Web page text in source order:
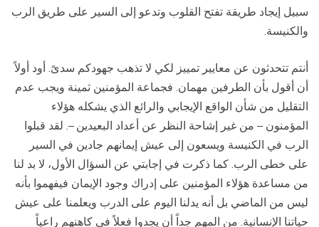
سبيل إيجاد طريقة تفتح القلوب وتدعو إلى السير على طريق الرب
والكنيسة.
أنتم تتحدثون عن معايير تمييز لكي لا تذهب جهودكم سدىً. أود أولاً
أن أقول بأن الطرفين مهمان. فجماعة المؤمنين ثمينة ويجب عدم
التقليل من شأن الواقع الإيجابي والرائع الذي يشكله هؤلاء
المؤمنون – من غير إشاحة النظر عن أعداد البعيدين –. لقد قبلوا
الرب في الكنيسة ويسعون إلى عيش إيمانهم جادين في السير
على خطى الرب. كما ذكرت في إجابتي عن السؤال الأول، لا بد لنا
من مساعدة هؤلاء المؤمنين على إدراك وجود الإيمان فيفهموا بأنه
ليس من الماضي بل أنه يدلنا اليوم على الدرب ويعلمنا على عيش
حياتنا الإنسانية. من المهم جداً أن يجدوا فعلاً في كاهنهم راعياً